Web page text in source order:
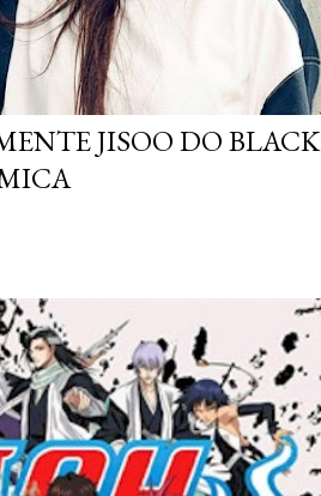
JISOO DO BLACK